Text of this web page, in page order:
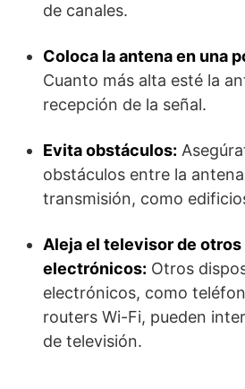
de canales.
Coloca la antena en una
Cuanto más alta esté la
recepción de la señal.
Evita obstáculos:
obstáculos entre la
transmisión, como
Aleja el televisor de
electrónicos: Otros
electrónicos, como
routers Wi-Fi, pueden
de televisión.